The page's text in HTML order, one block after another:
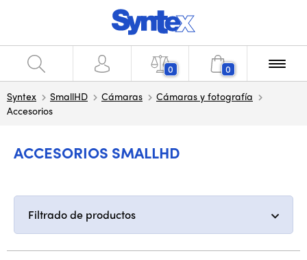
0 0
Syntex SmallHD Cámaras
Cámaras y fotografía
Accesorios
ACCESORIOS SMALLHD
Filtrado de productos